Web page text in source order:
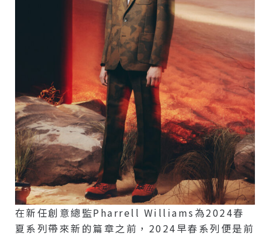
在新任創意總監Pharrell Williams為2024春
夏系列帶來新的篇章之前，2024早春系列便是前